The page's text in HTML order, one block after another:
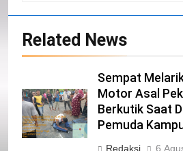
Related News
Sempat
Motor Asal
Berkutik Saat
Pemuda
Redaksi 6
Selamat Hari
IKLAN
21
Iklan